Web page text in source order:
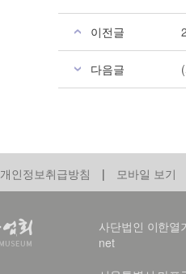
이전글
다음글
개인정보취급방침 | 모바일 보기
사단법인 이한
net